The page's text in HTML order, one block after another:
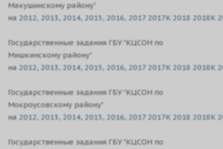
Макушинскому району"
на 2012, 2013, 2014, 2015, 2016, 20172017K 2018 2018K
Государственные задания ГБУ "КЦСОН по
Мишкинскому району"
на 2012, 2013, 2014, 2015, 2016, 20172017K 2018 2018K
Государственные задания ГБУ "КЦСОН по
Мокроусовскому району"
на 2012, 2013, 2014, 2015, 2016, 20172017K 2018 2018K
Государственные задания ГБУ "КЦСОН по